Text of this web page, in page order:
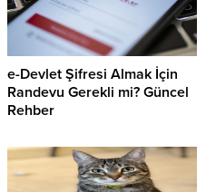
e-Devlet Şifresi Almak İçin
Randevu Gerekli mi? Güncel
Rehber